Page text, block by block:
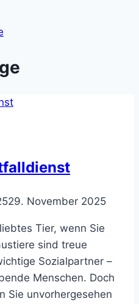
29. November 2025
Tier, wenn Sie
sind treue
Sozialpartner –
Menschen. Doch
Sie unvorhergesehen